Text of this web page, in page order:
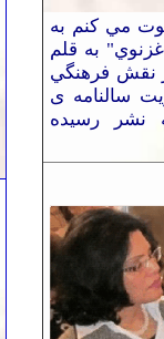
مي كنم به
به قلم
نقش فرهنگي
سالنامه ی
و كلتور در سال 1355 به نشر رسيده